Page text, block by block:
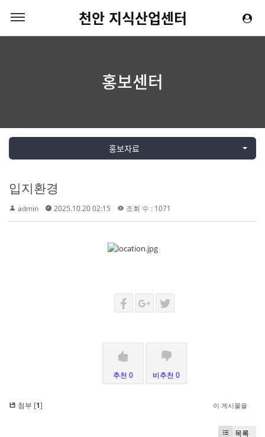
천안 지식산업센터
홍보센터
홍보자료
입지환경
admin 2025.10.20 02:15 조회 수 : 1071
추천 0 비추천 0
첨부 [1] 이 게시물을
목록